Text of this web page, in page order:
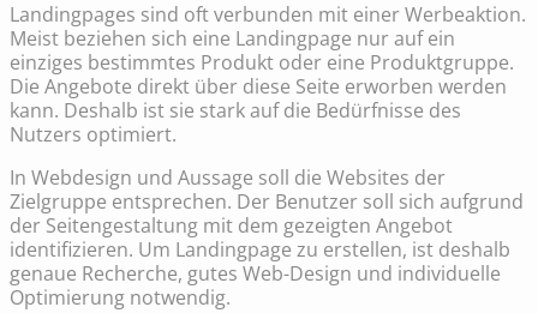
Landingpages sind oft verbunden mit einer Werbeaktion.
Meist beziehen sich eine Landingpage nur auf ein
einziges bestimmtes Produkt oder eine Produktgruppe.
Die Angebote direkt über diese Seite erworben werden
kann. Deshalb ist sie stark auf die Bedürfnisse des
Nutzers optimiert.
In Webdesign und Aussage soll die Websites der
Zielgruppe entsprechen. Der Benutzer soll sich aufgrund
der Seitengestaltung mit dem gezeigten Angebot
identifizieren. Um Landingpage zu erstellen, ist deshalb
genaue Recherche, gutes Web-Design und individuelle
Optimierung notwendig.